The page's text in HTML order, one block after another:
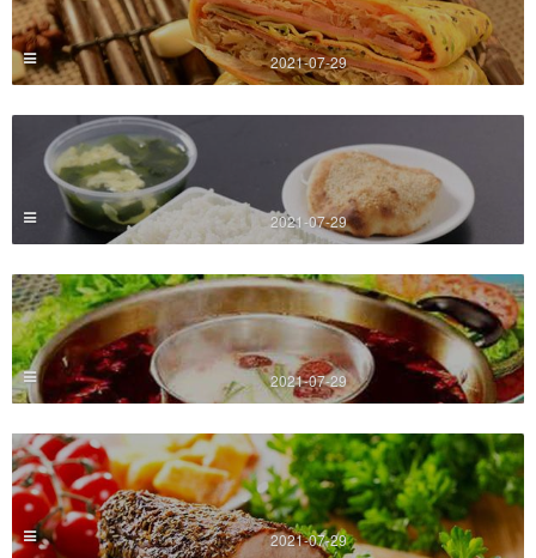
2021-07-29
2021-07-29
2021-07-29
2021-07-29